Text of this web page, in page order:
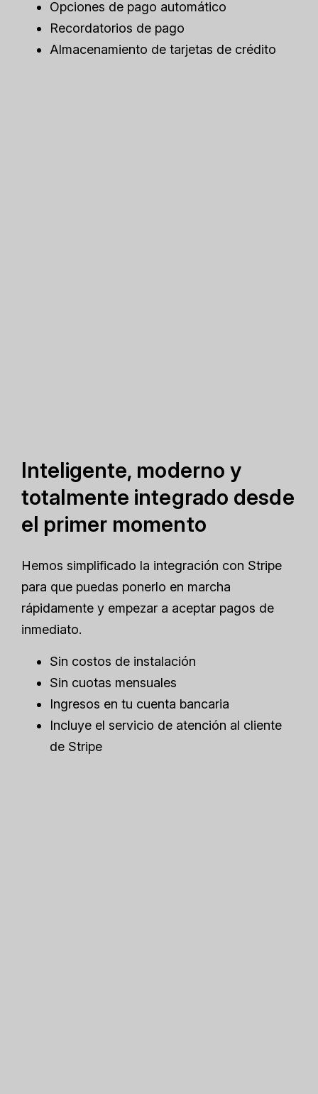
Opciones de pago automático
Recordatorios de pago
Almacenamiento de tarjetas de crédito
Inteligente, moderno y
totalmente integrado desde
el primer momento
Hemos simplificado la integración con Stripe
para que puedas ponerlo en marcha
rápidamente y empezar a aceptar pagos de
inmediato.
Sin costos de instalación
Sin cuotas mensuales
Ingresos en tu cuenta bancaria
Incluye el servicio de atención al cliente
de Stripe